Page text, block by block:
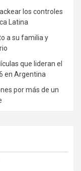
los controles
Latina
a su familia y
que lideran el
en Argentina
por más de un